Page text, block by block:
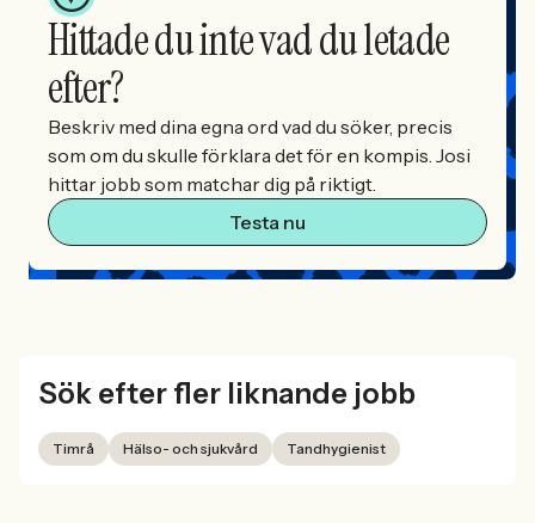
Hittade du inte vad du letade
efter?
Beskriv med dina egna ord vad du söker, precis
som om du skulle förklara det för en kompis. Josi
hittar jobb som matchar dig på riktigt.
Testa nu
Sök efter fler liknande jobb
Timrå Hälso- och sjukvård Tandhygienist